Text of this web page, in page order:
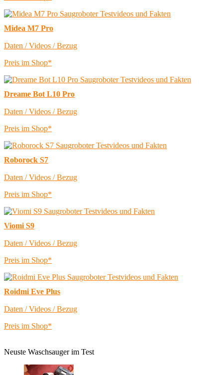
Midea M7 Pro
Daten / Videos / Bezug
Preis im Shop*
Dreame Bot L10 Pro
Daten / Videos / Bezug
Preis im Shop*
Roborock S7
Daten / Videos / Bezug
Preis im Shop*
Viomi S9
Daten / Videos / Bezug
Preis im Shop*
Roidmi Eve Plus
Daten / Videos / Bezug
Preis im Shop*
Neuste Waschsauger im Test